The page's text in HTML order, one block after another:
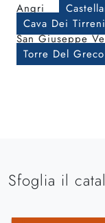
Angri
Cava Dei Tirreni
San Giuseppe
Torre Del Greco
Sfoglia il